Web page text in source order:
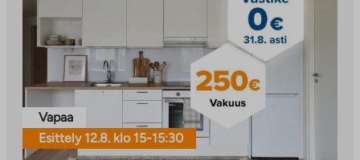
Vapaa
Esittely 12.8. klo 15-15:30